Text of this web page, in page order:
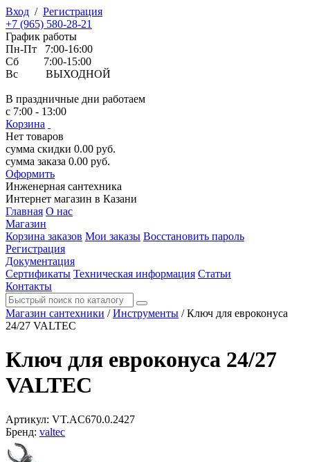
Вход / Регистрация
+7 (965) 580-28-21
График работы
Пн-Пт 7:00-16:00
Сб 7:00-15:00
Вс ВЫХОДНОЙ
В праздничные дни работаем
с 7:00 - 13:00
Корзина
Нет товаров
сумма скидки 0.00 руб.
сумма заказа 0.00 руб.
Оформить
Инженерная сантехника
Интернет магазин в Казани
Главная О нас
Магазин
Корзина заказов Мои заказы Восстановить пароль
Регистрация
Документация
Сертификаты Техническая информация Статьи
Контакты
Магазин сантехники / Инструменты / Ключ для евроконуса
24/27 VALTEC
Ключ для евроконуса 24/27
VALTEC
Артикул: VT.AC670.0.2427
Бренд: valtec